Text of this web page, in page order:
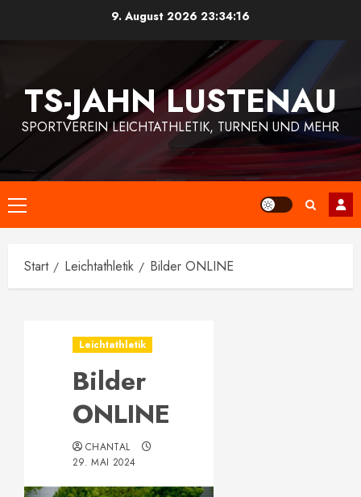
9. August 2026 23:34:16
TS-JAHN LUSTENAU
SPORTVEREIN LEICHTATHLETIK, TURNEN UND MEHR
Primäres
Menü
Start Leichtathletik Bilder ONLINE
Leichtathletik
Bilder
ONLINE
CHANTAL
29. MAI 2024